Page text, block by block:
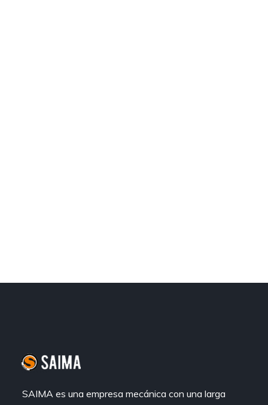
SAIMA es una empresa mecánica con una larga